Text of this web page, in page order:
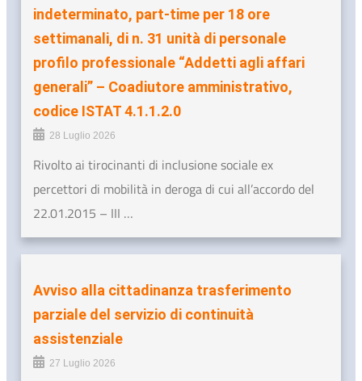
indeterminato, part-time per 18 ore
settimanali, di n. 31 unità di personale
profilo professionale “Addetti agli affari
generali” – Coadiutore amministrativo,
codice ISTAT 4.1.1.2.0
28 Luglio 2026
Rivolto ai tirocinanti di inclusione sociale ex
percettori di mobilità in deroga di cui all’accordo del
22.01.2015 – III …
Avviso alla cittadinanza trasferimento
parziale del servizio di continuità
assistenziale
27 Luglio 2026